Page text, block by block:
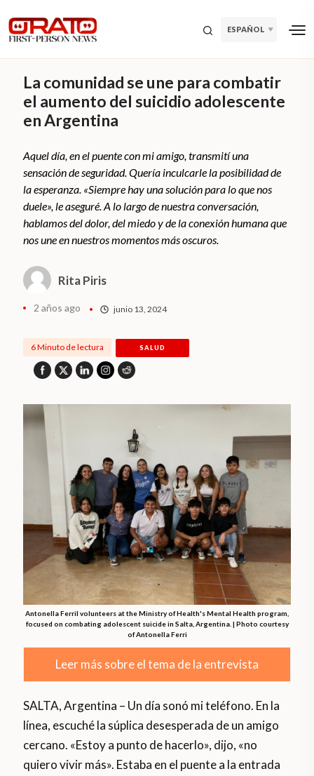
ESPAÑOL
La comunidad se une para combatir
el aumento del suicidio adolescente
en Argentina
Aquel día, en el puente con mi amigo, transmití una
sensación de seguridad. Quería inculcarle la posibilidad de
la esperanza. «Siempre hay una solución para lo que nos
duele», le aseguré. A lo largo de nuestra conversación,
hablamos del dolor, del miedo y de la conexión humana que
nos une en nuestros momentos más oscuros.
Rita Piris
2 años ago junio 13, 2024
6 Minuto de lectura SALUD
Antonella Ferril volunteers at the Ministry of Health's Mental Health program,
focused on combating adolescent suicide in Salta, Argentina. | Photo courtesy
of Antonella Ferri
Leer más sobre el tema de la entrevista
SALTA, Argentina – Un día sonó mi teléfono. En la
línea, escuché la súplica desesperada de un amigo
cercano. «Estoy a punto de hacerlo», dijo, «no
quiero vivir más». Estaba en el puente a la entrada